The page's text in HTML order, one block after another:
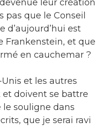
leur création
pas que le Conseil
d’aujourd’hui est
Frankenstein, et que
en cauchemar ?
et les autres
doivent se battre
souligne dans
que je serai ravi